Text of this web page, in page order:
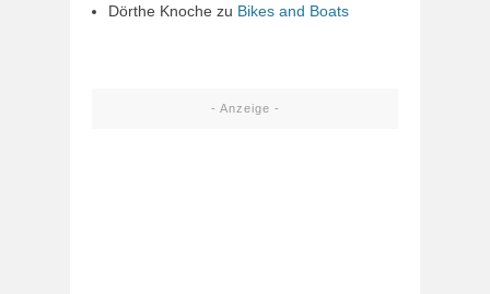
Dörthe Knoche zu Bikes and Boats
- Anzeige -